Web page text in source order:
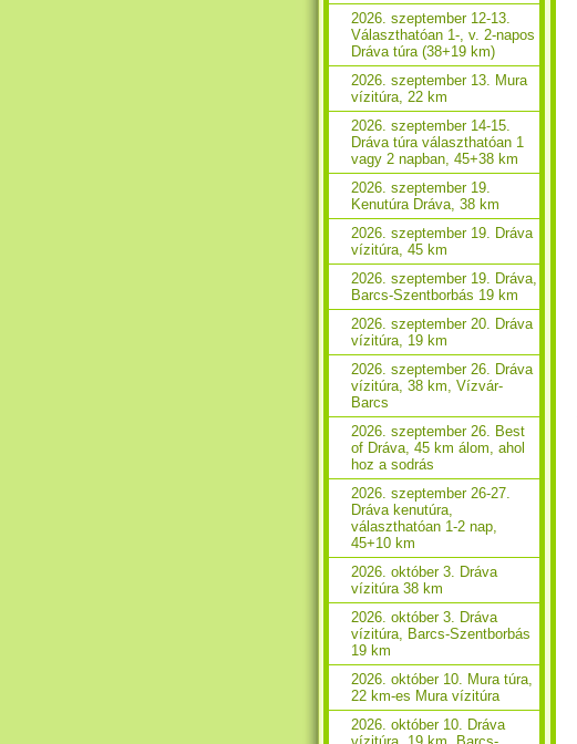
2026. szeptember 12-13.
Választhatóan 1-, v. 2-napos
Dráva túra (38+19 km)
2026. szeptember 13. Mura
vízitúra, 22 km
2026. szeptember 14-15.
Dráva túra választhatóan 1
vagy 2 napban, 45+38 km
2026. szeptember 19.
Kenutúra Dráva, 38 km
2026. szeptember 19. Dráva
vízitúra, 45 km
2026. szeptember 19. Dráva,
Barcs-Szentborbás 19 km
2026. szeptember 20. Dráva
vízitúra, 19 km
2026. szeptember 26. Dráva
vízitúra, 38 km, Vízvár-
Barcs
2026. szeptember 26. Best
of Dráva, 45 km álom, ahol
hoz a sodrás
2026. szeptember 26-27.
Dráva kenutúra,
választhatóan 1-2 nap,
45+10 km
2026. október 3. Dráva
vízitúra 38 km
2026. október 3. Dráva
vízitúra, Barcs-Szentborbás
19 km
2026. október 10. Mura túra,
22 km-es Mura vízitúra
2026. október 10. Dráva